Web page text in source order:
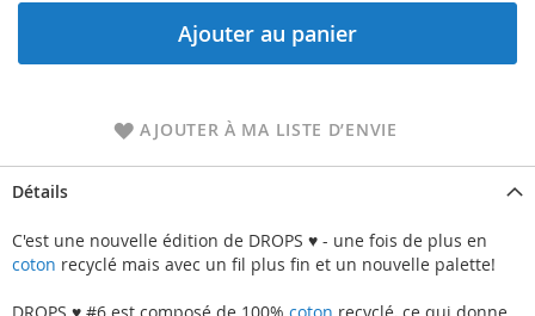
Ajouter au panier
AJOUTER À MA LISTE D’ENVIE
Détails
C'est une nouvelle édition de DROPS ♥ - une fois de plus en
coton recyclé mais avec un fil plus fin et un nouvelle palette!